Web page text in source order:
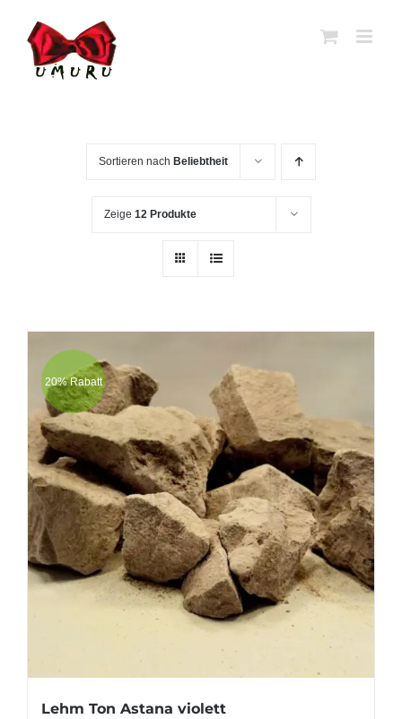
Inhalt
springen
Sortieren nach Beliebtheit
Zeige 12 Produkte
20% Rabatt
Lehm Ton Astana violett